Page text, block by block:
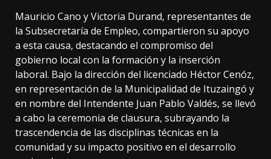
Mauricio Cano y Victoria Durand, representantes de
la Subsecretaría de Empleo, compartieron su apoyo
a esta causa, destacando el compromiso del
gobierno local con la formación y la inserción
laboral. Bajo la dirección del licenciado Héctor Cenóz,
en representación de la Municipalidad de Ituzaingó y
en nombre del Intendente Juan Pablo Valdés, se llevó
a cabo la ceremonia de clausura, subrayando la
trascendencia de las disciplinas técnicas en la
comunidad y su impacto positivo en el desarrollo